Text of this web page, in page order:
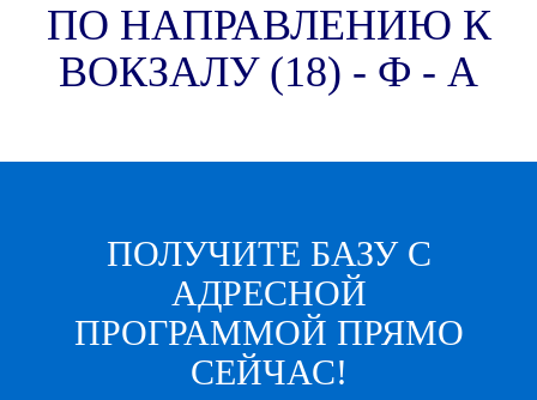
ПО НАПРАВЛЕНИЮ К
ВОКЗАЛУ (18) - Ф - А
ПОЛУЧИТЕ БАЗУ С
АДРЕСНОЙ
ПРОГРАММОЙ ПРЯМО
СЕЙЧАС!